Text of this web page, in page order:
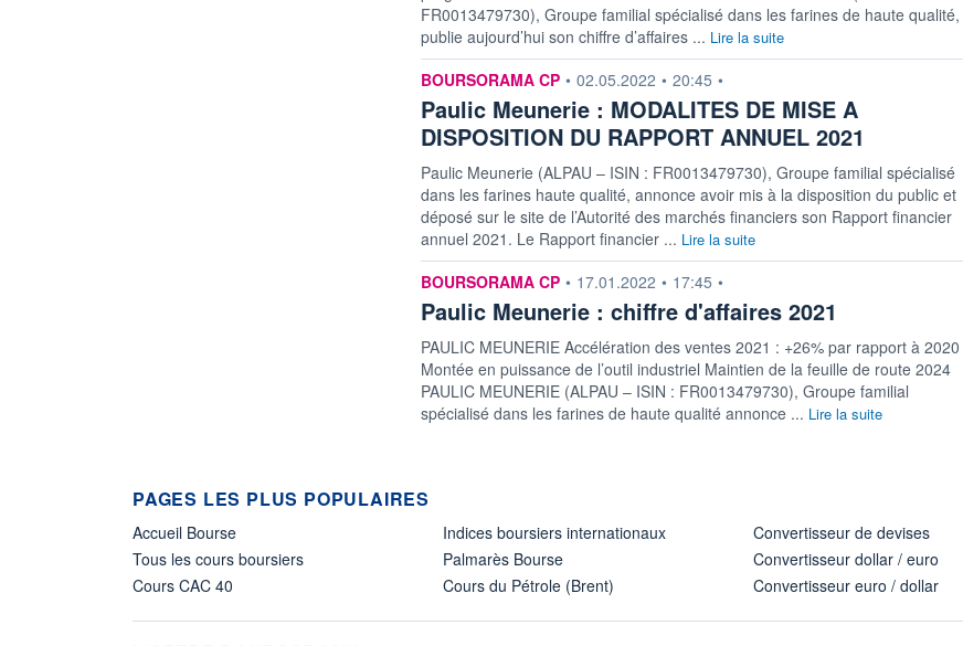
FR0013479730), Groupe familial spécialisé dans les farines de haute qualité,
publie aujourd’hui son chiffre d’affaires ... Lire la suite
information fournie par
BOURSORAMA CP • 02.05.2022 • 20:45 •
Paulic Meunerie : MODALITES DE MISE A
DISPOSITION DU RAPPORT ANNUEL 2021
Paulic Meunerie (ALPAU – ISIN : FR0013479730), Groupe familial spécialisé
dans les farines haute qualité, annonce avoir mis à la disposition du public et
déposé sur le site de l’Autorité des marchés financiers son Rapport financier
annuel 2021. Le Rapport financier ... Lire la suite
information fournie par
BOURSORAMA CP • 17.01.2022 • 17:45 •
Paulic Meunerie : chiffre d'affaires 2021
PAULIC MEUNERIE Accélération des ventes 2021 : +26% par rapport à 2020
Montée en puissance de l’outil industriel Maintien de la feuille de route 2024
PAULIC MEUNERIE (ALPAU – ISIN : FR0013479730), Groupe familial
spécialisé dans les farines de haute qualité annonce ... Lire la suite
PAGES LES PLUS POPULAIRES
Accueil Bourse
Tous les cours boursiers
Cours CAC 40
Indices boursiers internationaux
Palmarès Bourse
Cours du Pétrole (Brent)
Convertisseur de devises
Convertisseur dollar / euro
Convertisseur euro / dollar